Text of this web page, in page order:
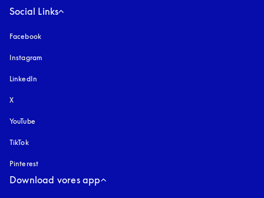
Social Links
Facebook
Instagram
LinkedIn
X
YouTube
TikTok
Pinterest
Download vores app